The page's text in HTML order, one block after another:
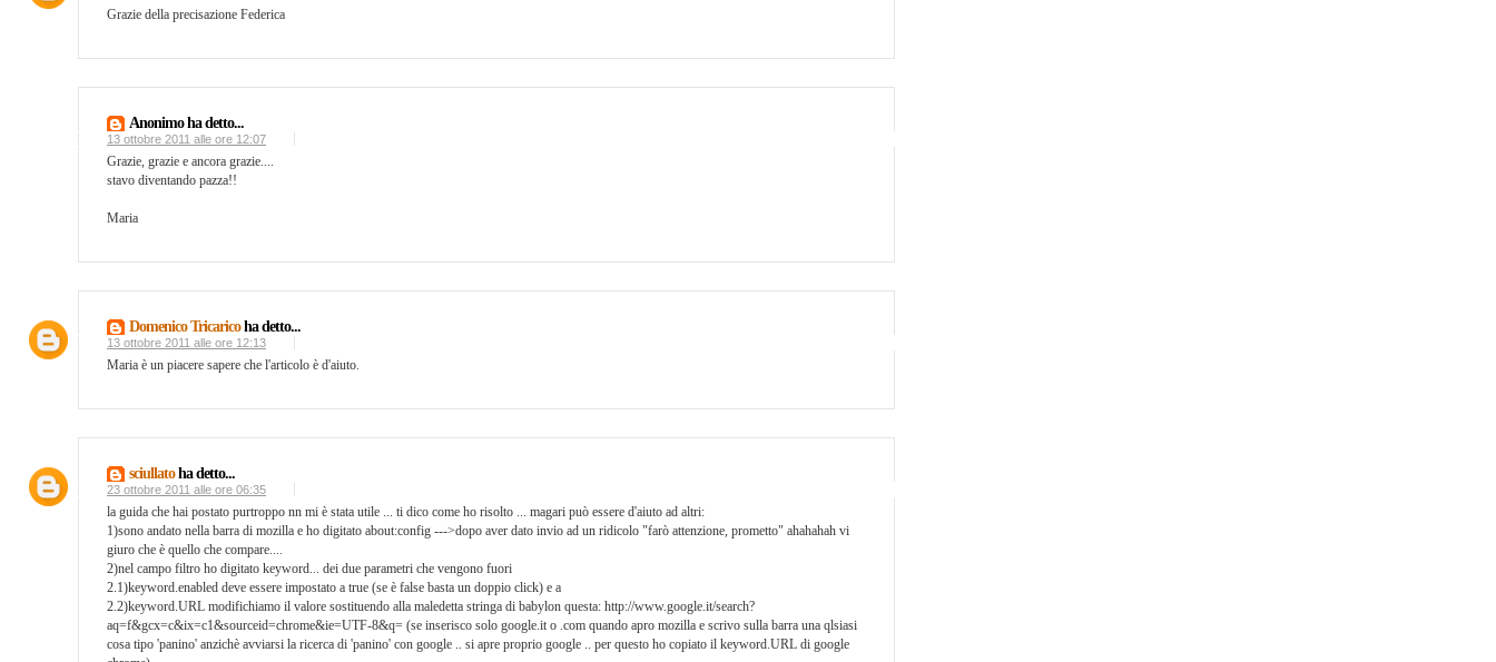
Grazie della precisazione Federica
Anonimo ha detto...
13 ottobre 2011 alle ore 12:07
Grazie, grazie e ancora grazie....
stavo diventando pazza!!
Maria
Domenico Tricaricoha detto...
13 ottobre 2011 alle ore 12:13
Maria è un piacere sapere che l'articolo è d'aiuto.
sciullatoha detto...
23 ottobre 2011 alle ore 06:35
la guida che hai postato purtroppo nn mi è stata utile ... ti dico come ho risolto ... magari può essere d'aiuto ad altri:
1)sono andato nella barra di mozilla e ho digitato about:config --->dopo aver dato invio ad un ridicolo "farò attenzione, prometto" ahahahah vi
giuro che è quello che compare....
2)nel campo filtro ho digitato keyword... dei due parametri che vengono fuori
2.1)keyword.enabled deve essere impostato a true (se è false basta un doppio click) e a
2.2)keyword.URL modifichiamo il valore sostituendo alla maledetta stringa di babylon questa: http://www.google.it/search?
aq=f&gcx=c&ix=c1&sourceid=chrome&ie=UTF-8&q= (se inserisco solo google.it o .com quando apro mozilla e scrivo sulla barra una qlsiasi
cosa tipo 'panino' anzichè avviarsi la ricerca di 'panino' con google .. si apre proprio google .. per questo ho copiato il keyword.URL di google